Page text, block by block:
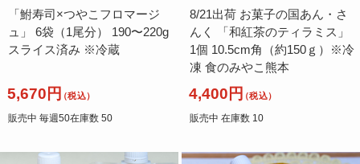
「鮒寿司×つやこフロマージ
ュ」 6袋（1尾分） 190〜220g
スライス済み ※冷蔵
5,670円（税込）
販売中 毎週50在庫数 50
8/21出荷 お菓子の国あん・さ
んく 「和紅茶のティラミス」
1個 10.5cm角（約150ｇ）※冷
凍 食のみやこ熊本
4,400円（税込）
販売中 在庫数 10